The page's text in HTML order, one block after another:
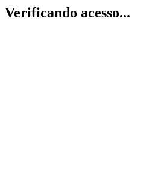
Verificando acesso...